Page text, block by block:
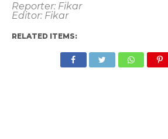
Reporter: Fikar
Editor: Fikar
RELATED ITEMS: